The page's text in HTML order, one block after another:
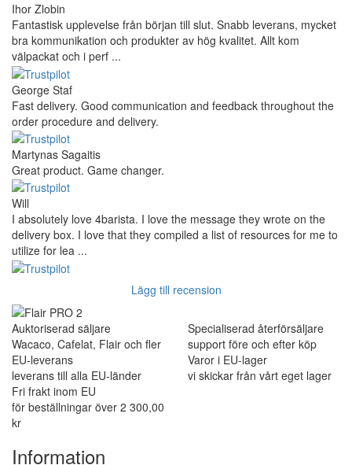
Ihor Zlobin
Fantastisk upplevelse från början till slut. Snabb leverans, mycket
bra kommunikation och produkter av hög kvalitet. Allt kom
välpackat och i perf ...
George Staf
Fast delivery. Good communication and feedback throughout the
order procedure and delivery.
Martynas Sagaitis
Great product. Game changer.
Will
I absolutely love 4barista. I love the message they wrote on the
delivery box. I love that they compiled a list of resources for me to
utilize for lea ...
Lägg till recension
Auktoriserad säljare
Wacaco, Cafelat, Flair och fler
Specialiserad återförsäljare
support före och efter köp
EU-leverans
leverans till alla EU-länder
Varor i EU-lager
vi skickar från vårt eget lager
Fri frakt inom EU
för beställningar över 2 300,00
kr
Information